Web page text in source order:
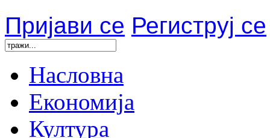
Пријави се Региструј се
Насловна
Економија
Култура